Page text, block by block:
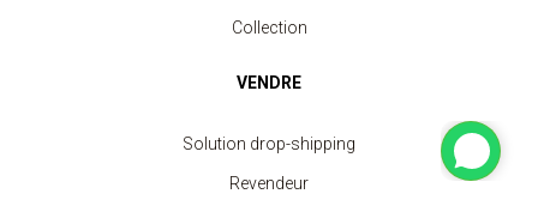
Collection
VENDRE
Solution drop-shipping
Revendeur